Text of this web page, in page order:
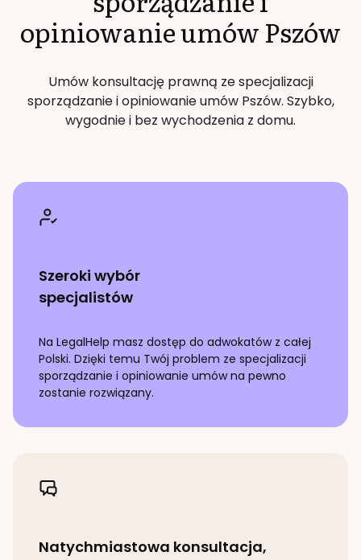
opiniowanie umówPszów
Umów konsultację prawną ze specjalizacji
sporządzanie i opiniowanie umówPszów. Szybko,
wygodnie i bez wychodzenia z domu.
Szeroki wybór
specjalistów
Na LegalHelp masz dostęp do adwokatów z całej
Polski. Dzięki temu Twój problem ze specjalizacji
sporządzanie i opiniowanie umówna pewno
zostanie rozwiązany.
Natychmiastowa konsultacja,